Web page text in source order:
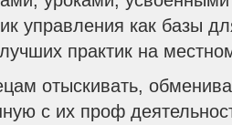
управления как базы
практик на
отыскивать,
с их проф